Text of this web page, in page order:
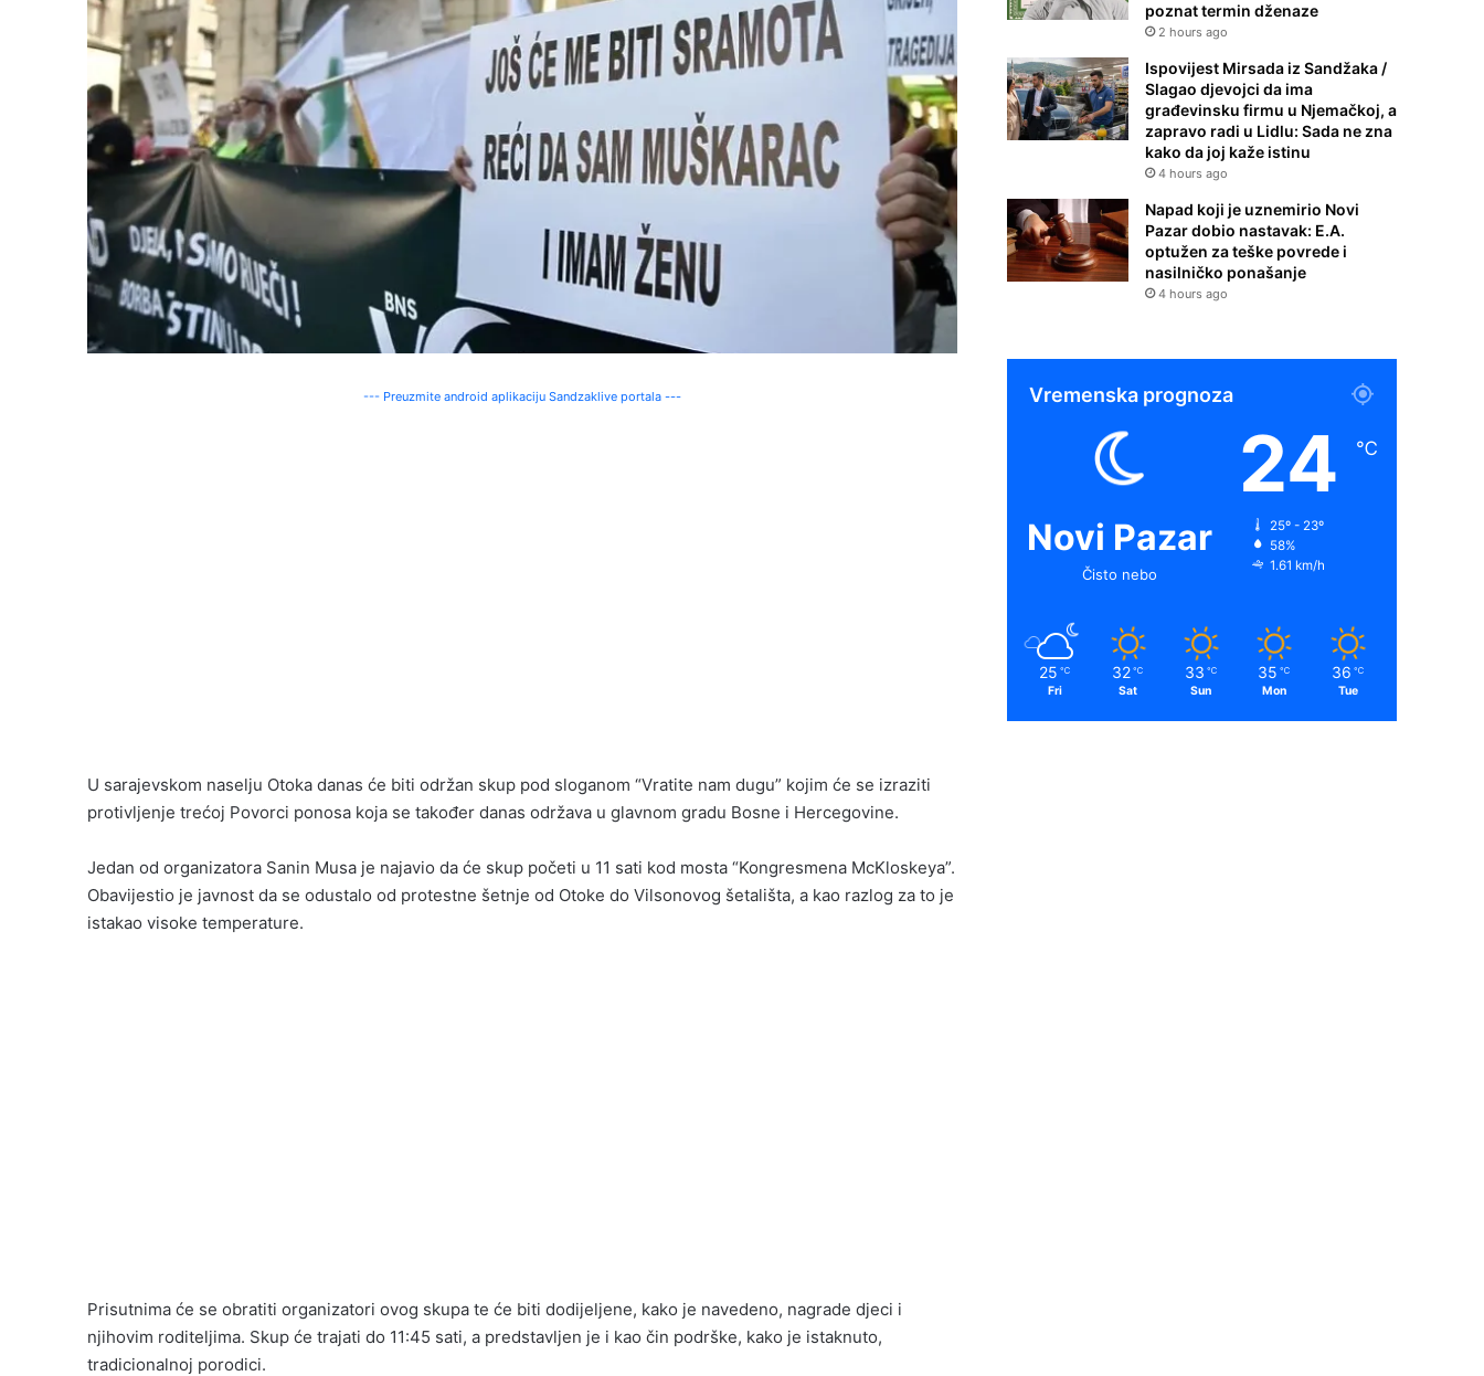
--- Preuzmite android aplikaciju Sandzaklive portala ---
U sarajevskom naselju Otoka danas će biti održan skup pod sloganom “Vratite nam dugu” kojim će se izraziti
protivljenje trećoj Povorci ponosa koja se također danas održava u glavnom gradu Bosne i Hercegovine.
Jedan od organizatora Sanin Musa je najavio da će skup početi u 11 sati kod mosta “Kongresmena McKloskeya”.
Obavijestio je javnost da se odustalo od protestne šetnje od Otoke do Vilsonovog šetališta, a kao razlog za to je
istakao visoke temperature.
Prisutnima će se obratiti organizatori ovog skupa te će biti dodijeljene, kako je navedeno, nagrade djeci i
njihovim roditeljima. Skup će trajati do 11:45 sati, a predstavljen je i kao čin podrške, kako je istaknuto,
tradicionalnoj porodici.
poznat termin dženaze
2 hours ago
Ispovijest Mirsada iz Sandžaka /
Slagao djevojci da ima
građevinsku firmu u Njemačkoj, a
zapravo radi u Lidlu: Sada ne zna
kako da joj kaže istinu
4 hours ago
Napad koji je uznemirio Novi
Pazar dobio nastavak: E.A.
optužen za teške povrede i
nasilničko ponašanje
4 hours ago
Vremenska prognoza
Novi Pazar
Čisto nebo
24 ℃
25º - 23º
58%
1.61 km/h
25 ℃
Fri
32 ℃
Sat
33 ℃
Sun
35 ℃
Mon
36 ℃
Tue